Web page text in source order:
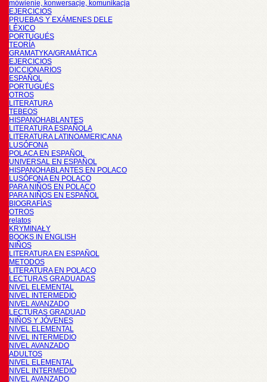
mówienie, konwersacje, komunikacja
EJERCICIOS
PRUEBAS Y EXÁMENES DELE
LÉXICO
PORTUGUÉS
TEORÍA
GRAMATYKA/GRAMÁTICA
EJERCICIOS
DICCIONARIOS
ESPAÑOL
PORTUGUÉS
OTROS
LITERATURA
TEBEOS
HISPANOHABLANTES
LITERATURA ESPAÑOLA
LITERATURA LATINOAMERICANA
LUSÓFONA
POLACA EN ESPAÑOL
UNIVERSAL EN ESPAÑOL
HISPANOHABLANTES EN POLACO
LUSÓFONA EN POLACO
PARA NIÑOS EN POLACO
PARA NIÑOS EN ESPAÑOL
BIOGRAFÍAS
OTROS
relatos
KRYMINAŁY
BOOKS IN ENGLISH
NIÑOS
LITERATURA EN ESPAÑOL
METODOS
LITERATURA EN POLACO
LECTURAS GRADUADAS
NIVEL ELEMENTAL
NIVEL INTERMEDIO
NIVEL AVANZADO
LECTURAS GRADUAD
NIÑOS Y JÓVENES
NIVEL ELEMENTAL
NIVEL INTERMEDIO
NIVEL AVANZADO
ADULTOS
NIVEL ELEMENTAL
NIVEL INTERMEDIO
NIVEL AVANZADO